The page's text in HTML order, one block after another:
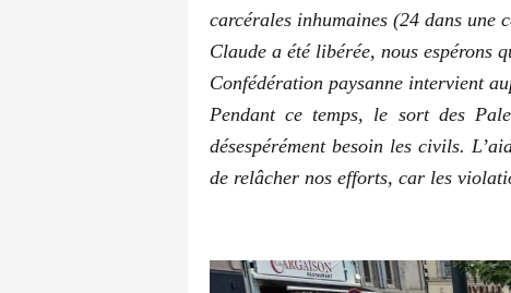
carcérales inhumaines (24 dans une
Claude a été libérée, nous espérons
Confédération paysanne intervient
Pendant ce temps, le sort des
désespérément besoin les civils.
de relâcher nos efforts, car les